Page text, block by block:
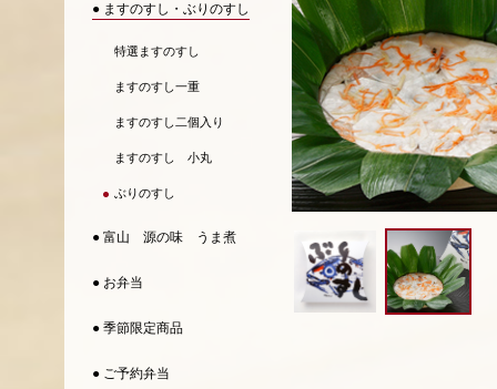
● ますのすし・ぶりのすし
特選ますのすし
ますのすし一重
ますのすし二個入り
ますのすし 小丸
ぶりのすし
● 富山 源の味 うま煮
● お弁当
● 季節限定商品
● ご予約弁当